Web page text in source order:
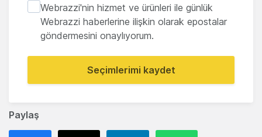
Paylaş
Webrazzi'nin hizmet ve ürünleri ile günlük
Webrazzi haberlerine ilişkin olarak epostalar
göndermesini onaylıyorum.
Seçimlerimi kaydet